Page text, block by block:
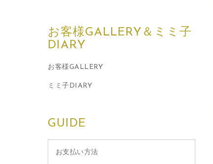
お客様GALLERY＆ミミ子
DIARY
お客様GALLERY
ミミ子DIARY
GUIDE
お支払い方法